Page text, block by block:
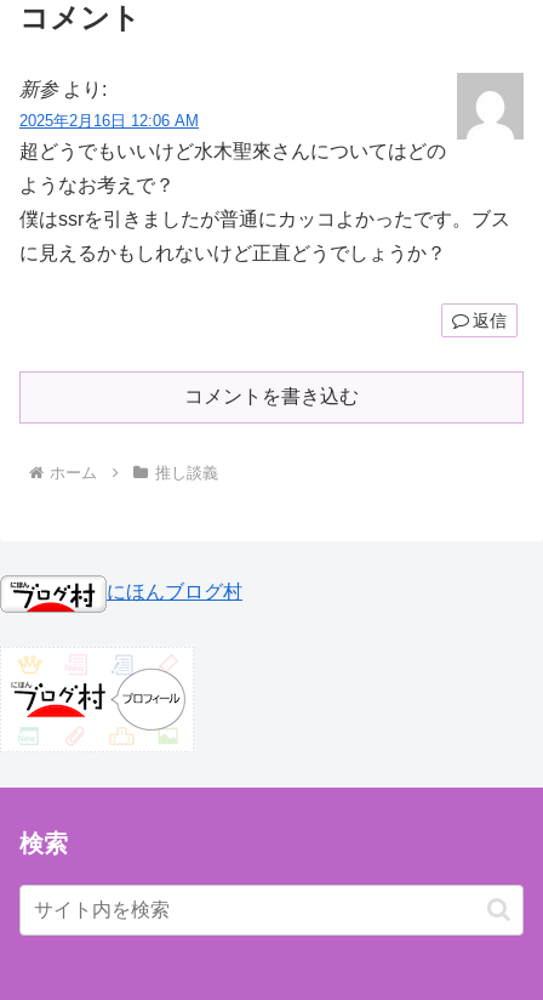
コメント
新参 より:
2025年2月16日 12:06 AM
超どうでもいいけど水木聖來さんについてはどの
ようなお考えで？
僕はssrを引きましたが普通にカッコよかったです。ブス
に見えるかもしれないけど正直どうでしょうか？
返信
コメントを書き込む
ホーム 推し談義
にほんブログ村
検索